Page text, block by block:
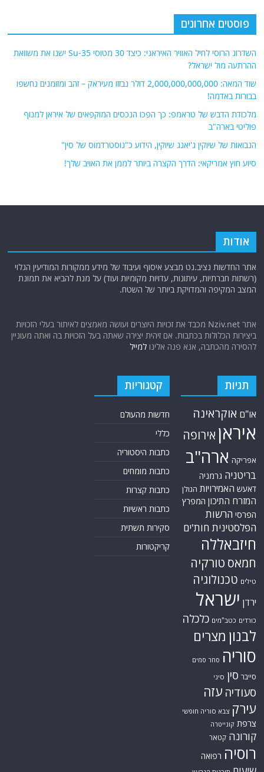
פוסטים אחרונים
השדרוג הרוסי לחיל האוויר האיראני: כיצד 30 מטוסי Su-35 ישנו את משוואת
ההרתעה מול ישראל?
שוד המאה: 2,000,000,000,000 דולר נבזזו מעיראק – זהב ומזומנים נחשפו
בבורות באדמה!
מלכודת הדבש של טראמפ: כך הפכו הנכסים המוקפאים של איראן למנוף
פוליטי בארה"ב
הנבואות של שיוקין ג'יאנג שיוקין, הידוע כ"נוסטרדמוס של סין"
סיוע חוץ אמריקאי: הדרך הקצרה ביותר לממן את האויב שלך!
אודות
אתר החדשות נציב.נט מבצע איסוף ועיבוד של מידע ממקורות המודיעין הגלוי
(רשתות חברתיות, עיתונות, עדויות מקומיות ועוד) על מנת להביא את תמונת
המצב המקיפה והמדויקת ביותר של השטח.
אתר Nziv.net מכבד את זכויות היוצרים ועושה מאמצים לאיתור בעלי הזכויות
ביצירות הכלולות בכתבות. אם זיהית יצירה שאתה בעל הזכויות בה ואתה מעוניין
להסירה מהכתבה, אנא פנה אלינולמייל
תגיות
או"ם אוקראינה
איראן אירופה
אפריקה ארה"ב
בריטניה גרמניה
דאעש האמירויות הגולן
המזרח התיכון המפרץ
הפרסי הרשות
הפלסטינית חות'ים
חיזבאללה
חמאס טורקיה
טילים טכנולוגיה
ירדן ישראל
כורדים כטב"מים כלכלה
לבנון מצרים
סוריה סחר סמים
סייבר סין סיני
סעודיה עזה
עירק צבא סוריה חופשי
צרפת קונייטרה
קורונה קטאר
רוסיה רפואה
קטגוריות
חדשות מהעולם
כללי
כתבות היסטוריה
כתבות מומחים
כתבות קצרות
כתבות ראשיות
סקירות תשתית
קריקטורות